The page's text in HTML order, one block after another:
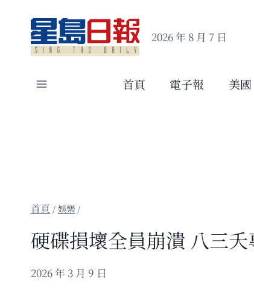
content
2026 年 8 月 7 日
首頁 電子報 美國
/娛樂 /
硬碟損壞全員崩潰 八三
2026 年 3 月 9 日